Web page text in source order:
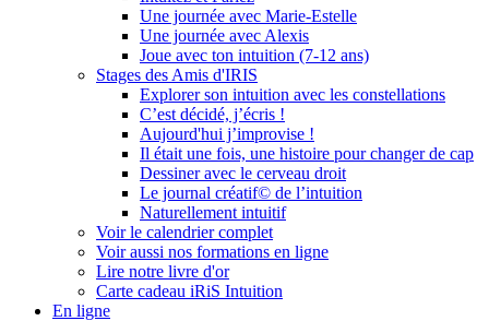
Une journée avec Marie-Estelle
Une journée avec Alexis
Joue avec ton intuition (7-12 ans)
Stages des Amis d'IRIS
Explorer son intuition avec les constellations
C’est décidé, j’écris !
Aujourd'hui j’improvise !
Il était une fois, une histoire pour changer de cap
Dessiner avec le cerveau droit
Le journal créatif© de l’intuition
Naturellement intuitif
Voir le calendrier complet
Voir aussi nos formations en ligne
Lire notre livre d'or
Carte cadeau iRiS Intuition
En ligne